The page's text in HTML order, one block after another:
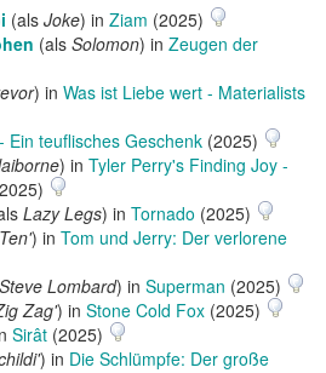
(als Joke) in Ziam (2025)
(als Solomon) in Zeugen der
) in Was ist Liebe wert - Materialists
Ein teuflisches Geschenk (2025)
) in Tyler Perry's Finding Joy -
Lazy Legs) in Tornado (2025)
) in Tom und Jerry: Der verlorene
Steve Lombard) in Superman (2025)
Zag') in Stone Cold Fox (2025)
Sirât (2025)
) in Die Schlümpfe: Der große